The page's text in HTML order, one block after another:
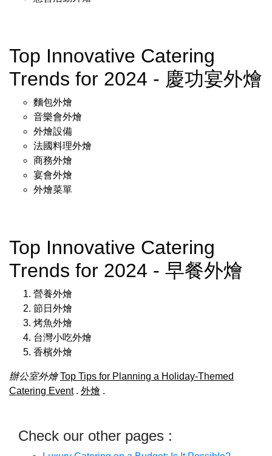
Top Innovative Catering
Trends for 2024 - 慶功宴外燴
麵包外燴
音樂會外燴
外燴設備
法國料理外燴
商務外燴
宴會外燴
外燴菜單
Top Innovative Catering
Trends for 2024 - 早餐外燴
營養外燴
節日外燴
烤魚外燴
台灣小吃外燴
香檳外燴
辦公室外燴 Top Tips for Planning a Holiday-Themed
Catering Event. 外燴 .
Check our other pages :